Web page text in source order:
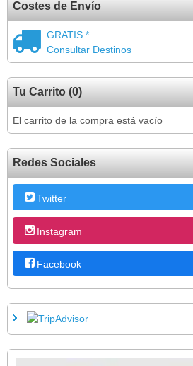
Costes de Envío
GRATIS *
Consultar Destinos
Tu Carrito (0)
El carrito de la compra está vacío
Redes Sociales
Twitter
Instagram
Facebook